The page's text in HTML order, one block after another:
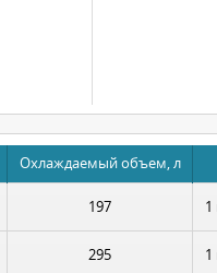
Охлаждаемый объем, л
197 1
295 1